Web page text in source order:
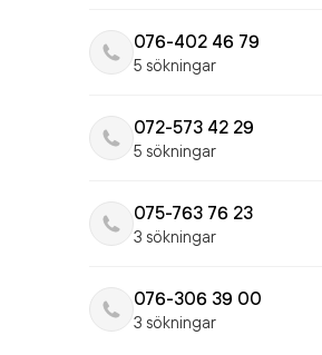
076-402 46 79
5 sökningar
072-573 42 29
5 sökningar
075-763 76 23
3 sökningar
076-306 39 00
3 sökningar